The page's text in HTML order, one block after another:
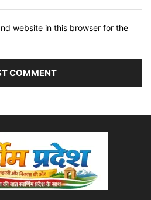
website in this browser for the